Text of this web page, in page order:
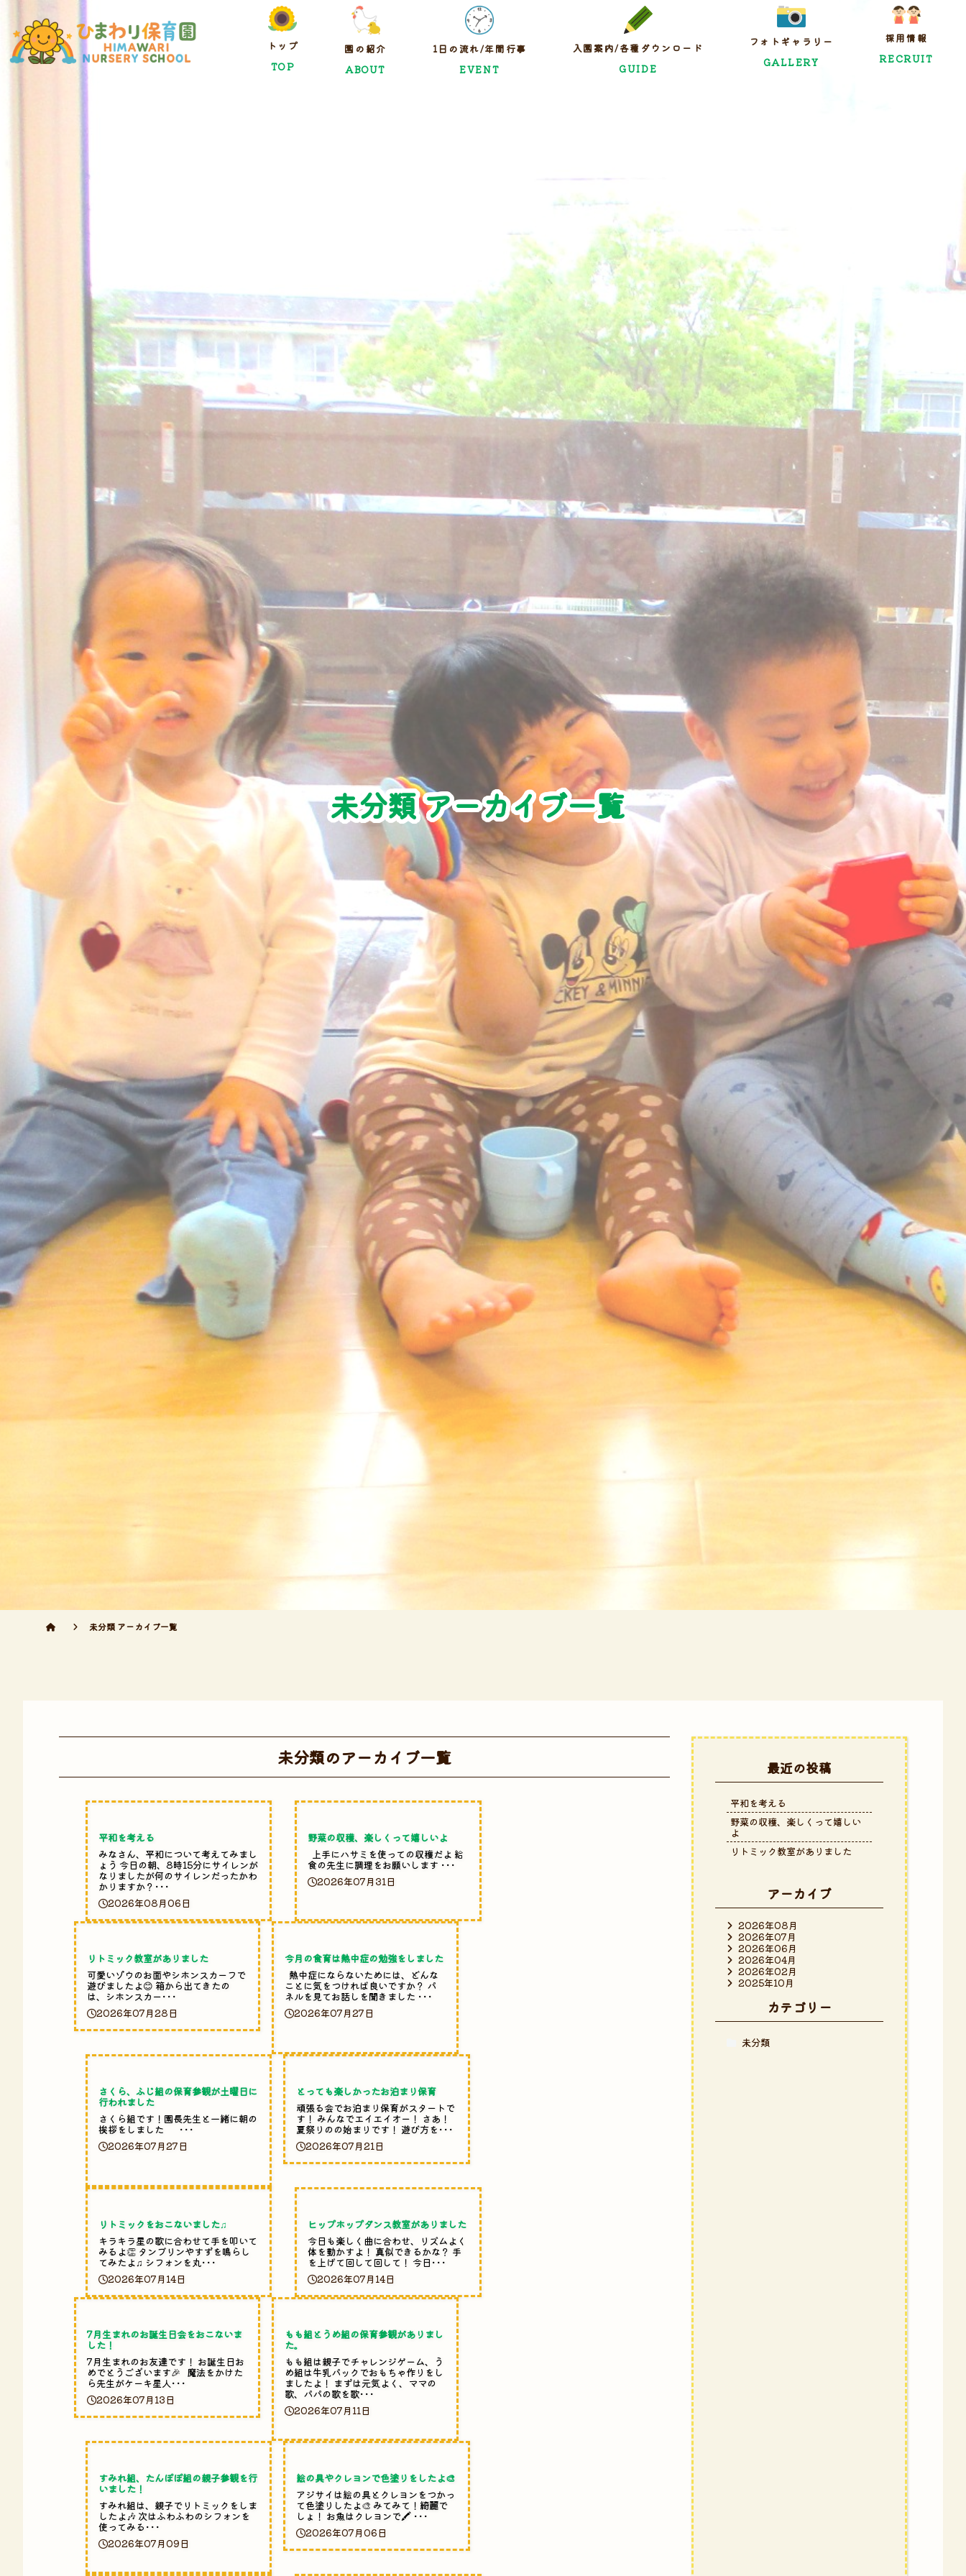
トップ
TOP
園の紹介
ABOUT
1日の流れ/年間行事
EVENT
入園案内/各種ダウンロード
GUIDE
フォトギャラリー
GALLERY
採用情報
RECRUIT
未分類 アーカイブ一覧
未分類 アーカイブ一覧
未分類のアーカイブ一覧
平和を考える
2026年08月06日
みなさん、平和について考えてみまし
ょう 今日の朝、8時15分にサイレンが
なりましたが何のサイレンだったかわ
かりますか？･･･
野菜の収穫、楽しくって嬉しいよ
2026年07月31日
上手にハサミを使っての収穫だよ 給
食の先生に調理をお願いします ･･･
リトミック教室がありました
2026年07月28日
可愛いゾウのお面やシホンスカーフで
遊びましたよ😊 箱から出てきたの
は、シホンスカー･･･
今月の食育は熱中症の勉強をしました
2026年07月27日
熱中症にならないためには、どんな
ことに気をつければ良いですか？ パ
ネルを見てお話しを聞きました ･･･
さくら、ふじ組の保育参観が土曜日に
行われました
2026年07月27日
さくら組です！園長先生と一緒に朝の
挨拶をしました ･･･
とっても楽しかったお泊まり保育
2026年07月21日
頑張る会でお泊まり保育がスタートで
す！ みんなでエイエイオー！ さあ！
夏祭りのの始まりです！ 遊び方を･･･
リトミックをおこないました♫
2026年07月14日
キラキラ星の歌に合わせて手を叩いて
みるよ👏 タンブリンやすずを鳴らし
てみたよ♫ シフォンを丸･･･
ヒップホップダンス教室がありました
2026年07月14日
今日も楽しく曲に合わせ、リズムよく
体を動かすよ！ 真似できるかな？ 手
を上げて回して回して！ 今日･･･
7月生まれのお誕生日会をおこないま
した！
2026年07月13日
7月生まれのお友達です！ お誕生日お
めでとうございます🎉 魔法をかけた
ら先生がケーキ星人･･･
もも組とうめ組の保育参観がありまし
た。
2026年07月11日
もも組は親子でチャレンジゲーム、う
め組は牛乳パックでおもちゃ作りをし
ましたよ！ まずは元気よく、ママの
歌、パパの歌を歌･･･
すみれ組、たんぽぽ組の親子参観を行
いました！
2026年07月09日
すみれ組は、親子でリトミックをしま
したよ🎶 次はふわふわのシフォンを
使ってみる･･･
絵の具やクレヨンで色塗りをしたよ🎨
2026年07月06日
アジサイは絵の具とクレヨンをつかっ
て色塗りしたよ🎨 みてみて！綺麗で
しょ！ お魚はクレヨンで🖍️ ･･･
最近の投稿
平和を考える
野菜の収穫、楽しくって嬉しい
よ
リトミック教室がありました
アーカイブ
2026年08月
2026年07月
2026年06月
2026年04月
2026年02月
2025年10月
カテゴリー
未分類